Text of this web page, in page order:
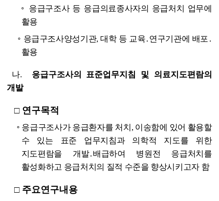
◦ 응급구조사 등 응급의료종사자의 응급처치 업무에
활용
◦ 응급구조사양성기관, 대학 등 교육․연구기관에 배포․
활용
나.
응급구조사의 표준업무지침 및 의료지도편람의
개발
□ 연구목적
◦ 응급구조사가 응급환자를 처치, 이송함에 있어 활용할
수 있는 표준 업무지침과 의학적 지도를 위한
지도편람을 개발․배급하여 병원전 응급처치를
활성화하고 응급처치의 질적 수준을 향상시키고자 함
□ 주요연구내용